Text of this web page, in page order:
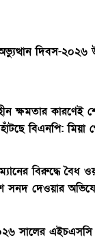
দিবস-২০২৬
ক্ষমতার কারণেই
বিএনপি: মিয়া
বিরুদ্ধে বৈধ
সনদ দেওয়ার
সালের এইচএসসি